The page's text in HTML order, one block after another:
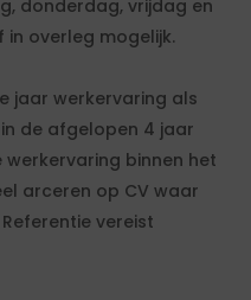
donderdag, vrijdag en
overleg mogelijk.
jaar werkervaring als
de afgelopen 4 jaar
binnen het
arceren op CV waar
vereist